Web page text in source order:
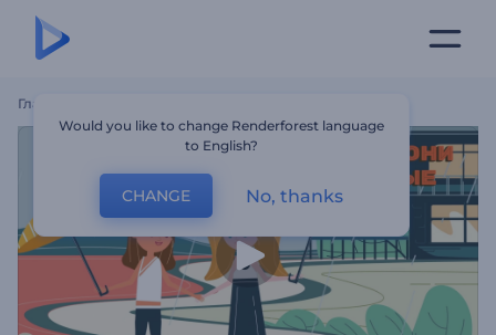
Главная
Would you like to change Renderforest language
to English?
CHANGE No, thanks